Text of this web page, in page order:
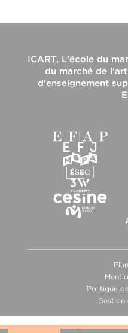
ICART, L'école du
du marché de l'art
d'enseignement
Politique
Gestion